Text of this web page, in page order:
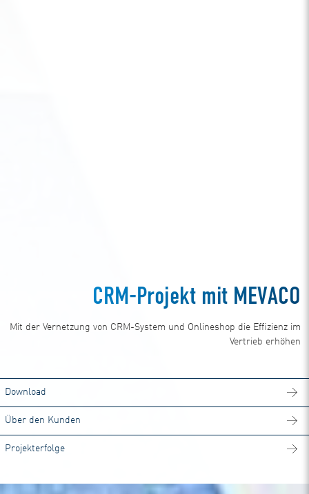
CRM-Projekt mit MEVACO
Mit der Vernetzung von CRM-System und Onlineshop die Effizienz im
Vertrieb erhöhen
Projekterfolge
Über den Kunden
Download